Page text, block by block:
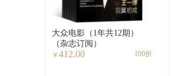
大众电影（1年共12期）
（杂志订阅）
￥ 412.00 100折